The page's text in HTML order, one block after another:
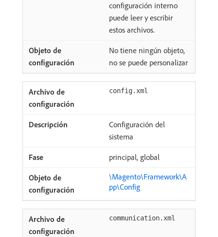
configuración interno
puede leer y escribir
estos archivos.
No tiene ningún objeto,
no se puede personalizar
config.xml
Configuración del
sistema
principal, global
\Magento\Framework\A
pp\Config
communication.xml